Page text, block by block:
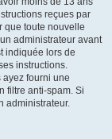
reçues par
que toute nouvelle
administrateur avant
indiquée lors de
instructions.
ayez fourni une
filtre anti-spam. Si
administrateur.